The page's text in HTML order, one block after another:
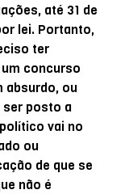
até 31 de
lei. Portanto,
ter
concurso
absurdo, ou
ser posto a
vai no
ou
de que se
não é